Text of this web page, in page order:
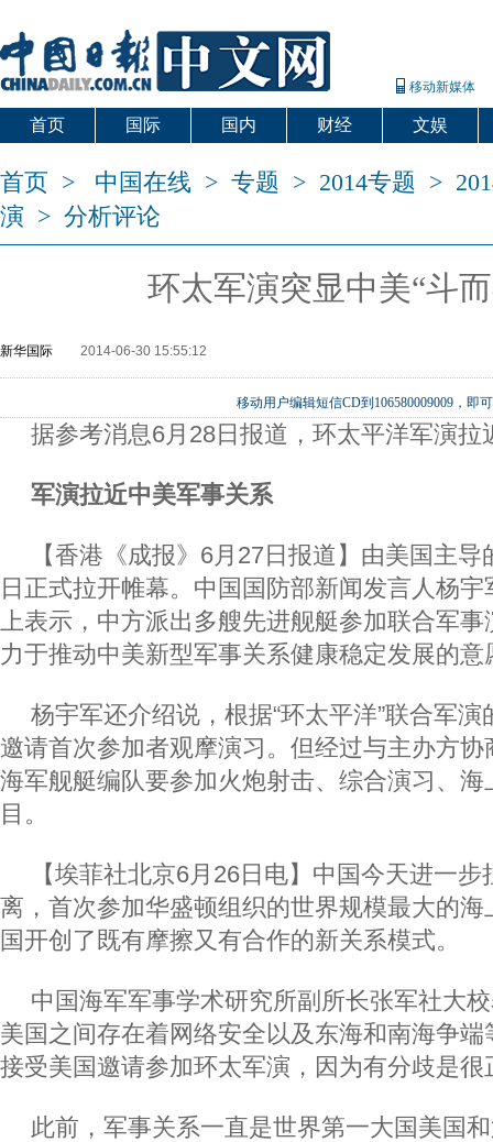
移动新媒体
首页 国际 国内 财经 文娱
首页 > 中国在线 > 专题 > 2014专题 >
演 > 分析评论
环太军演突显中美“斗
新华国际 2014-06-30 15:55:12
移动用户编辑短信CD到106580009009，即
据参考消息6月28日报道，环太平洋军演拉
军演拉近中美军事关系
【香港《成报》6月27日报道】由美国主导
日正式拉开帷幕。中国国防部新闻发言人杨
上表示，中方派出多艘先进舰艇参加联合军
力于推动中美新型军事关系健康稳定发展的意
杨宇军还介绍说，根据“环太平洋”联合军
邀请首次参加者观摩演习。但经过与主办方
海军舰艇编队要参加火炮射击、综合演习、
目。
【埃菲社北京6月26日电】中国今天进一
离，首次参加华盛顿组织的世界规模最大的
国开创了既有摩擦又有合作的新关系模式。
中国海军军事学术研究所副所长张军社大
美国之间存在着网络安全以及东海和南海争
接受美国邀请参加环太军演，因为有分歧是很
此前，军事关系一直是世界第一大国美国